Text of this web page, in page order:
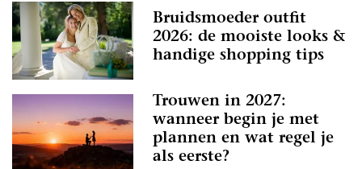
Bruidsmoeder outfit
2026: de mooiste looks &
handige shopping tips
Trouwen in 2027:
wanneer begin je met
plannen en wat regel je
als eerste?